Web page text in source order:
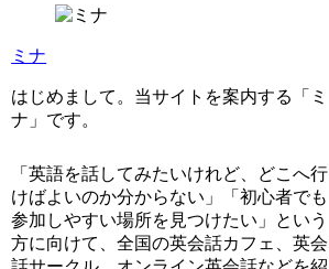
ミナ
はじめまして。当サイトを案内する「ミ
ナ」です。
「英語を話してみたいけれど、どこへ行
けばよいのか分からない」「初心者でも
参加しやすい場所を見つけたい」という
方に向けて、全国の英会話カフェ、英会